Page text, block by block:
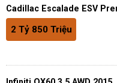
Cadillac Escalade ESV
2 Tỷ 850 Triệu